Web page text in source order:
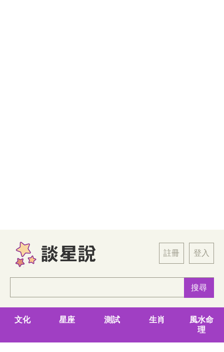
註冊 登入
文化 星座 測試 生肖
風水命
理